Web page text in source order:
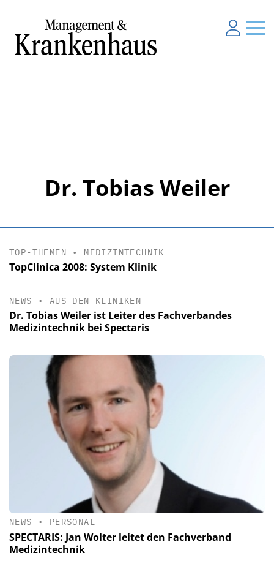
Dr. Tobias Weiler
TOP-THEMEN • MEDIZINTECHNIK
TopClinica 2008: System Klinik
NEWS • AUS DEN KLINIKEN
Dr. Tobias Weiler ist Leiter des Fachverbandes
Medizintechnik bei Spectaris
NEWS • PERSONAL
SPECTARIS: Jan Wolter leitet den Fachverband
Medizintechnik